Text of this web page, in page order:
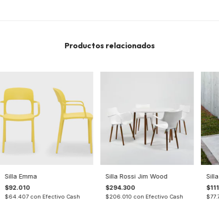
Productos relacionados
Silla Emma
$92.010
$64.407 con Efectivo Cash
Silla Rossi Jim Wood
$294.300
$206.010 con Efectivo Cash